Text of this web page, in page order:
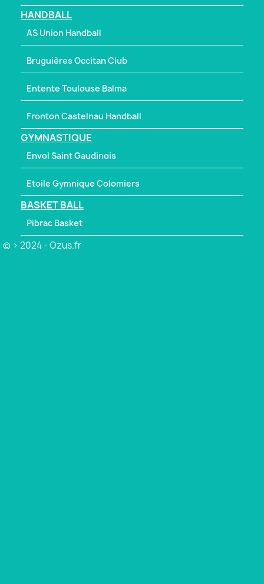
HANDBALL
AS Union Handball
Bruguières Occitan Club
Entente Toulouse Balma
Fronton Castelnau Handball
GYMNASTIQUE
Envol Saint Gaudinois
Etoile Gymnique Colomiers
BASKET BALL
Pibrac Basket
© > 2024 - Ozus.fr